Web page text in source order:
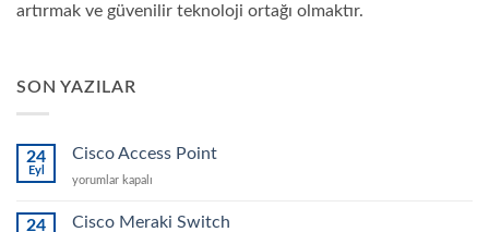
artırmak ve güvenilir teknoloji ortağı olmaktır.
SON YAZILAR
24
Eyl
Cisco Access Point
Cisco
Point
yorumlar kapalı
24 Cisco Meraki Switch